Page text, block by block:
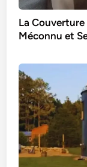
La
Méconnu et